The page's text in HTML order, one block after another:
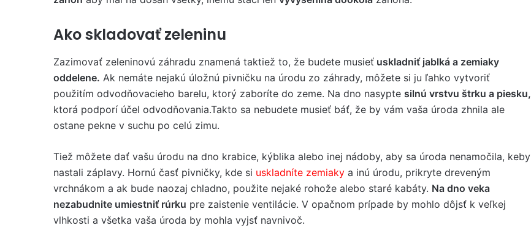
Ako skladovať zeleninu
Zazimovať zeleninovú záhradu znamená taktiež to, že budete musieť uskladniť jablká a zemiaky
oddelene. Ak nemáte nejakú úložnú pivničku na úrodu zo záhrady, môžete si ju ľahko vytvoriť
použitím odvodňovacieho barelu, ktorý zaboríte do zeme. Na dno nasypte silnú vrstvu štrku a piesku,
ktorá podporí účel odvodňovania.Takto sa nebudete musieť báť, že by vám vaša úroda zhnila ale
ostane pekne v suchu po celú zimu.
Tiež môžete dať vašu úrodu na dno krabice, kýblika alebo inej nádoby, aby sa úroda nenamočila, keby
nastali záplavy. Hornú časť pivničky, kde si uskladníte zemiaky a inú úrodu, prikryte dreveným
vrchnákom a ak bude naozaj chladno, použite nejaké rohože alebo staré kabáty. Na dno veka
nezabudnite umiestniť rúrku pre zaistenie ventilácie. V opačnom prípade by mohlo dôjsť k veľkej
vlhkosti a všetka vaša úroda by mohla vyjsť navnivoč.